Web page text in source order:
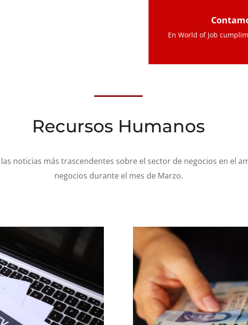
En World of Job
Recursos Humanos
noticias más trascendentes sobre el sector de negocios en el
negocios durante el mes de Marzo.